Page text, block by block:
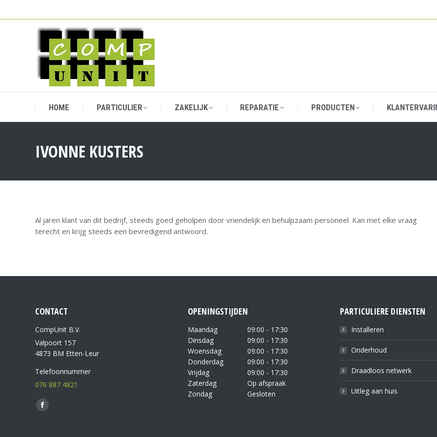
HOME PARTICULIER ZAKELIJK REPARATIE PRODUCTEN
IVONNE KUSTERS
Al jaren klant van dit bedrijf, steeds goed geholpen door vriendelijk en behulpzaam personeel. Kan met elke vraag
terecht en krijg steeds een bevredigend antwoord.
CONTACT
CompUnit B.V.
Valpoort 157
4873 BM Etten-Leur
Telefoonnummer
076 887 4821
Vind ons op:
OPENINGSTIJDEN
Maandag
09:00 - 17:30
Dinsdag
09:00 - 17:30
Woensdag
09:00 - 17:30
Donderdag
09:00 - 17:30
Vrijdag
09:00 - 17:30
Zaterdag
Op afspraak
Zondag
Gesloten
PARTICULIERE DIENSTEN
Installeren
Onderhoud
Draadloos netwerk
Uitleg aan huis
HOME PARTICULIER